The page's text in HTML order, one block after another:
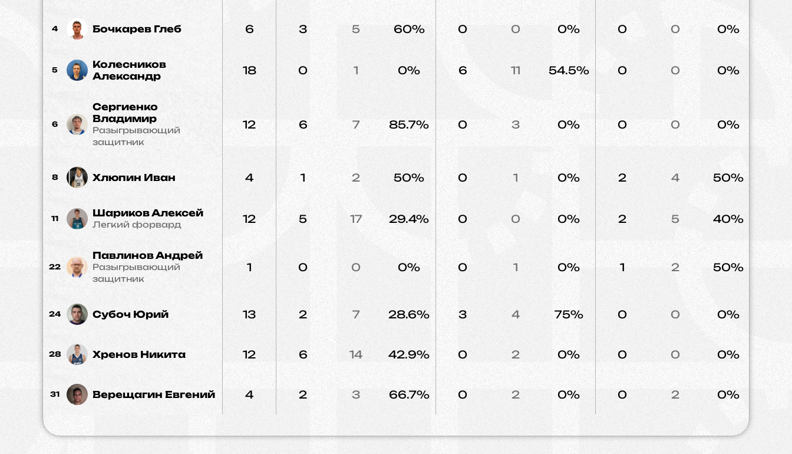
4 Бочкарев Глеб 6 3 5 60% 0 0 0% 0 0 0%
5
Колесников
Александр
18 0 1 0% 6 11 54.5% 0 0 0%
6
Сергиенко
Владимир
Разыгрывающий
защитник
12 6 7 85.7% 0 3 0% 0 0 0% 2
8 Хлюпин Иван 4 1 2 50% 0 1 0% 2 4 50%
11 Шариков Алексей
Легкий форвард 12 5 17 29.4% 0 0 0% 2 5 40%
22
Павлинов Андрей
Разыгрывающий
защитник
1 0 0 0% 0 1 0% 1 2 50% 0
24 Субоч Юрий 13 2 7 28.6% 3 4 75% 0 0 0%
28 Хренов Никита 12 6 14 42.9% 0 2 0% 0 0 0% 0
31 Верещагин Евгений 4 2 3 66.7% 0 2 0% 0 2 0% 2